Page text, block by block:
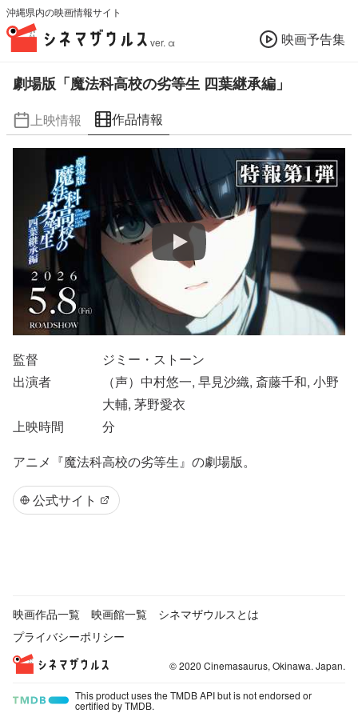
沖縄県内の映画情報サイト
ver. α 映画予告集
劇場版「魔法科高校の劣等生 四葉継承編」
上映情報 作品情報
監督
ジミー・ストーン
出演者
（声）中村悠一, 早見沙織, 斎藤千和, 小野
大輔, 茅野愛衣
上映時間
分
アニメ『魔法科高校の劣等生』の劇場版。
公式サイト
映画作品一覧 映画館一覧
シネマザウルスとは
プライバシーポリシー
© 2020 Cinemasaurus, Okinawa. Japan.
This product uses the TMDB API but is not endorsed or
certified by TMDB.